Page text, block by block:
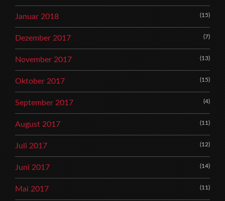
Januar 2018 (15)
Dezember 2017 (7)
November 2017 (13)
Oktober 2017 (15)
September 2017 (4)
August 2017 (11)
Juli 2017 (12)
Juni 2017 (14)
Mai 2017 (11)